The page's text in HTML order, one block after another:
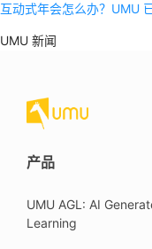
互动式年会怎么办？UMU
UMU 新闻
产品
UMU AGL: AI
Learning